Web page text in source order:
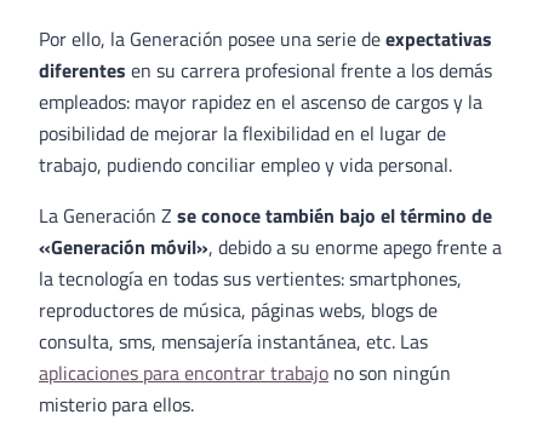
Por ello, la Generación posee una serie deexpectativas
diferentes en su carrera profesional frente a los demás
empleados: mayor rapidez en el ascenso de cargos y la
posibilidad de mejorar la flexibilidad en el lugar de
trabajo, pudiendo conciliar empleo y vida personal.
La Generación Z se conoce también bajo el término de
«Generación móvil», debido a su enorme apego frente a
la tecnología en todas sus vertientes: smartphones,
reproductores de música, páginas webs, blogs de
consulta, sms, mensajería instantánea, etc. Las
aplicaciones para encontrar trabajo no son ningún
misterio para ellos.